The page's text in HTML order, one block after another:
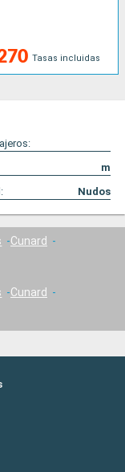
Tasas incluidas
m
Nudos
Cunard
Cunard